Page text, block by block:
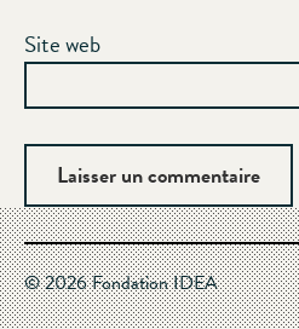
Site web
© 2026 Fondation IDEA